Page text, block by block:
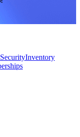
Inventory